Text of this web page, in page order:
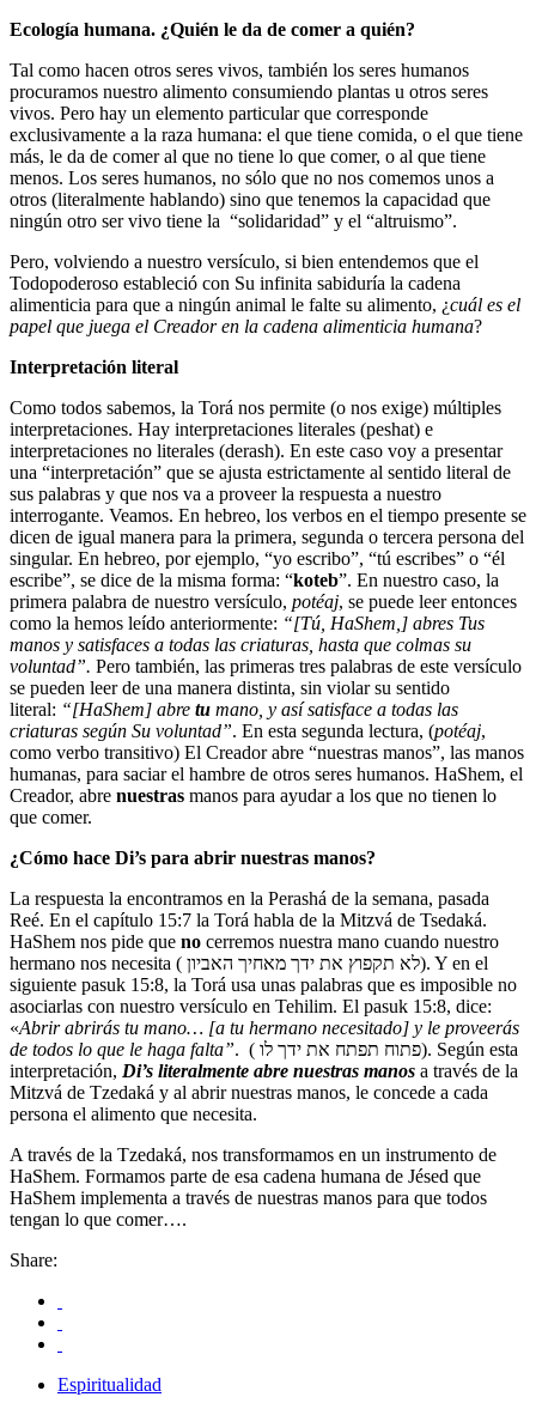
Ecología humana. ¿Quién le da de comer a quién?
Tal como hacen otros seres vivos, también los seres humanos
procuramos nuestro alimento consumiendo plantas u otros seres
vivos. Pero hay un elemento particular que corresponde
exclusivamente a la raza humana: el que tiene comida, o el que tiene
más, le da de comer al que no tiene lo que comer, o al que tiene
menos. Los seres humanos, no sólo que no nos comemos unos a
otros (literalmente hablando) sino que tenemos la capacidad que
ningún otro ser vivo tiene la “solidaridad” y el “altruismo”.
Pero, volviendo a nuestro versículo, si bien entendemos que el
Todopoderoso estableció con Su infinita sabiduría la cadena
alimenticia para que a ningún animal le falte su alimento, ¿cuál es el
papel que juega el Creador en la cadena alimenticia humana?
Interpretación literal
Como todos sabemos, la Torá nos permite (o nos exige) múltiples
interpretaciones. Hay interpretaciones literales (peshat) e
interpretaciones no literales (derash). En este caso voy a presentar
una “interpretación” que se ajusta estrictamente al sentido literal de
sus palabras y que nos va a proveer la respuesta a nuestro
interrogante. Veamos. En hebreo, los verbos en el tiempo presente se
dicen de igual manera para la primera, segunda o tercera persona del
singular. En hebreo, por ejemplo, “yo escribo”, “tú escribes” o “él
escribe”, se dice de la misma forma: “koteb”. En nuestro caso, la
primera palabra de nuestro versículo, potéaj, se puede leer entonces
como la hemos leído anteriormente: “[Tú, HaShem,] abres Tus
manos y satisfaces a todas las criaturas, hasta que colmas su
voluntad”. Pero también, las primeras tres palabras de este versículo
se pueden leer de una manera distinta, sin violar su sentido
literal: “[HaShem] abre tu mano, y así satisface a todas las
criaturas según Su voluntad”. En esta segunda lectura, (potéaj,
como verbo transitivo) El Creador abre “nuestras manos”, las manos
humanas, para saciar el hambre de otros seres humanos. HaShem, el
Creador, abre nuestras manos para ayudar a los que no tienen lo
que comer.
¿Cómo hace Di’s para abrir nuestras manos?
La respuesta la encontramos en la Perashá de la semana, pasada
Reé. En el capítulo 15:7 la Torá habla de la Mitzvá de Tsedaká.
HaShem nos pide que no cerremos nuestra mano cuando nuestro
hermano nos necesita ( לא תקפוץ את ידך מאחיך האביון). Y en el
siguiente pasuk 15:8, la Torá usa unas palabras que es imposible no
asociarlas con nuestro versículo en Tehilim. El pasuk 15:8, dice:
«Abrir abrirás tu mano… [a tu hermano necesitado] y le proveerás
de todos lo que le haga falta”. ( פתוח תפתח את ידך לו). Según esta
interpretación, Di’s literalmente abre nuestras manos a través de la
Mitzvá de Tzedaká y al abrir nuestras manos, le concede a cada
persona el alimento que necesita.
A través de la Tzedaká, nos transformamos en un instrumento de
HaShem. Formamos parte de esa cadena humana de Jésed que
HaShem implementa a través de nuestras manos para que todos
tengan lo que comer….
Share:
Espiritualidad